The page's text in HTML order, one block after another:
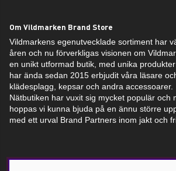
Om Vildmarken Brand Store
Vildmarkens egenutvecklade sortiment har
åren och nu förverkligas visionen om
en unikt utformad butik, med unika
har ända sedan 2015 erbjudit våra läsare
klädesplagg, kepsar och andra accessoarer.
Nätbutiken har vuxit sig mycket populär och
hoppas vi kunna bjuda på en ännu större
med ett urval Brand Partners inom jakt och